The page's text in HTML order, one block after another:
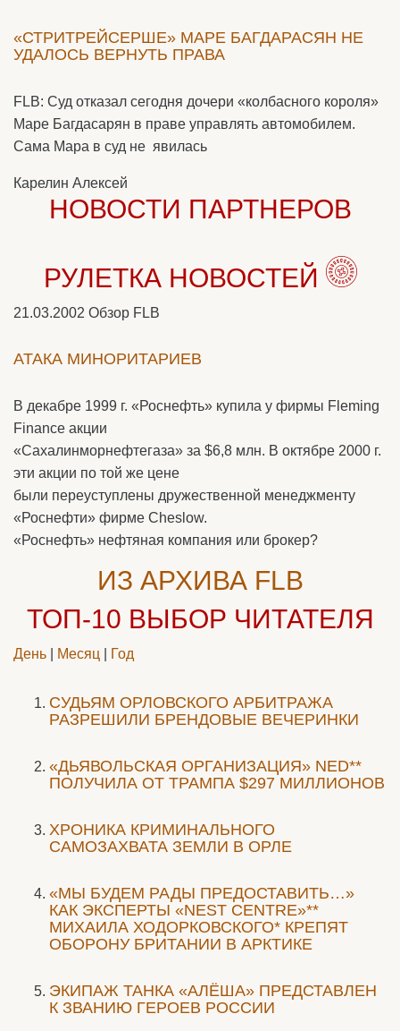
«СТРИТРЕЙСЕРШЕ» МАРЕ БАГДАРАСЯН НЕ
УДАЛОСЬ ВЕРНУТЬ ПРАВА
FLB: Суд отказал сегодня дочери «колбасного короля»
Маре Багдасарян в праве управлять автомобилем.
Сама Мара в суд не явилась
Карелин Алексей
НОВОСТИ ПАРТНЕРОВ
РУЛЕТКА НОВОСТЕЙ
21.03.2002 Обзор FLB
АТАКА МИНОРИТАРИЕВ
В декабре 1999 г. «Роснефть» купила у фирмы Fleming
Finance акции
«Сахалинморнефтегаза» за $6,8 млн. В октябре 2000 г.
эти акции по той же цене
были переуступлены дружественной менеджменту
«Роснефти» фирме Cheslow.
«Роснефть» нефтяная компания или брокер?
ИЗ АРХИВА FLB
ТОП-10 ВЫБОР ЧИТАТЕЛЯ
День Месяц Год
CУДЬЯМ ОРЛОВСКОГО АРБИТРАЖА
РАЗРЕШИЛИ БРЕНДОВЫЕ ВЕЧЕРИНКИ
«ДЬЯВОЛЬСКАЯ ОРГАНИЗАЦИЯ» NED**
ПОЛУЧИЛА ОТ ТРАМПА $297 МИЛЛИОНОВ
ХРОНИКА КРИМИНАЛЬНОГО
САМОЗАХВАТА ЗЕМЛИ В ОРЛЕ
«МЫ БУДЕМ РАДЫ ПРЕДОСТАВИТЬ…»
КАК ЭКСПЕРТЫ «NEST CENTRE»**
МИХАИЛА ХОДОРКОВСКОГО* КРЕПЯТ
ОБОРОНУ БРИТАНИИ В АРКТИКЕ
ЭКИПАЖ ТАНКА «АЛЁША» ПРЕДСТАВЛЕН
К ЗВАНИЮ ГЕРОЕВ РОССИИ